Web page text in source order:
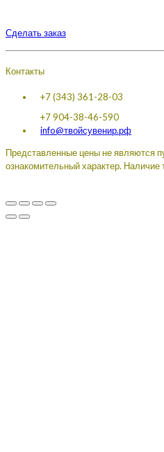
Сделать заказ
Контакты
+7 (343) 361-28-03
+7 904-38-46-590
info@твойсувенир.рф
Представленные цены не являются
ознакомительный характер. Наличие